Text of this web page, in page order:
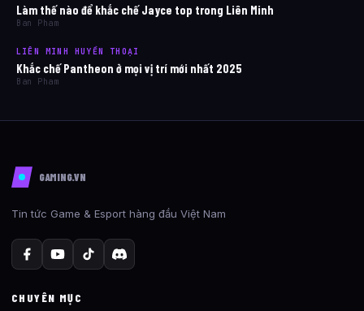
Làm thế nào để khắc chế Jayce top trong Liên Minh
Ban Pham
LIÊN MINH HUYỀN THOẠI
Khắc chế Pantheon ở mọi vị trí mới nhất 2025
Ban Pham
GAMING.VN
Tin tức Game & Esport hàng đầu Việt Nam
CHUYÊN MỤC